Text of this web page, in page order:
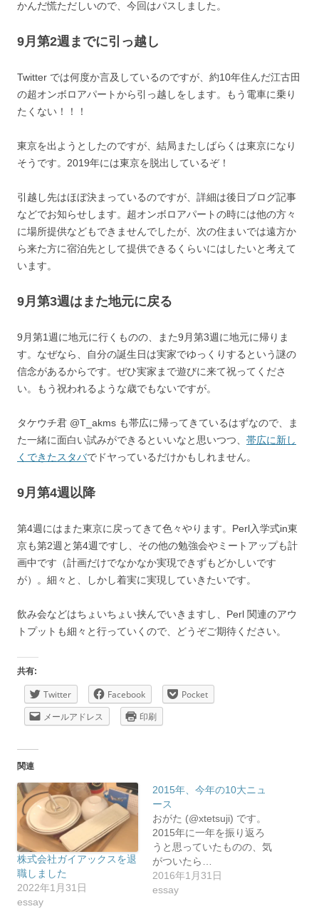
かんだ慌ただしいので、今回はパスしました。
9月第2週までに引っ越し
Twitter では何度か言及しているのですが、約10年住んだ江古田
の超オンボロアパートから引っ越しをします。もう電車に乗り
たくない！！！
東京を出ようとしたのですが、結局またしばらくは東京になり
そうです。2019年には東京を脱出しているぞ！
引越し先はほぼ決まっているのですが、詳細は後日ブログ記事
などでお知らせします。超オンボロアパートの時には他の方々
に場所提供などもできませんでしたが、次の住まいでは遠方か
ら来た方に宿泊先として提供できるくらいにはしたいと考えて
います。
9月第3週はまた地元に戻る
9月第1週に地元に行くものの、また9月第3週に地元に帰りま
す。なぜなら、自分の誕生日は実家でゆっくりするという謎の
信念があるからです。ぜひ実家まで遊びに来て祝ってくださ
い。もう祝われるような歳でもないですが。
タケウチ君 @T_akms も帯広に帰ってきているはずなので、ま
た一緒に面白い試みができるといいなと思いつつ、 帯広に新し
くできたスタバでドヤっているだけかもしれません。
9月第4週以降
第4週にはまた東京に戻ってきて色々やります。Perl入学式in東
京も第2週と第4週ですし、その他の勉強会やミートアップも計
画中です（計画だけでなかなか実現できずもどかしいです
が）。細々と、しかし着実に実現していきたいです。
飲み会などはちょいちょい挟んでいきますし、Perl 関連のアウ
トプットも細々と行っていくので、どうぞご期待ください。
共有:
Twitter Facebook
Pocket
メールアドレス
印刷
関連
株式会社ガイアックスを退
職しました
2022年1月31日
essay
2015年、今年の10大ニュ
ース
おがた (@xtetsuji) です。
2015年に一年を振り返ろ
うと思っていたものの、気
がついたら…
2016年1月31日
essay